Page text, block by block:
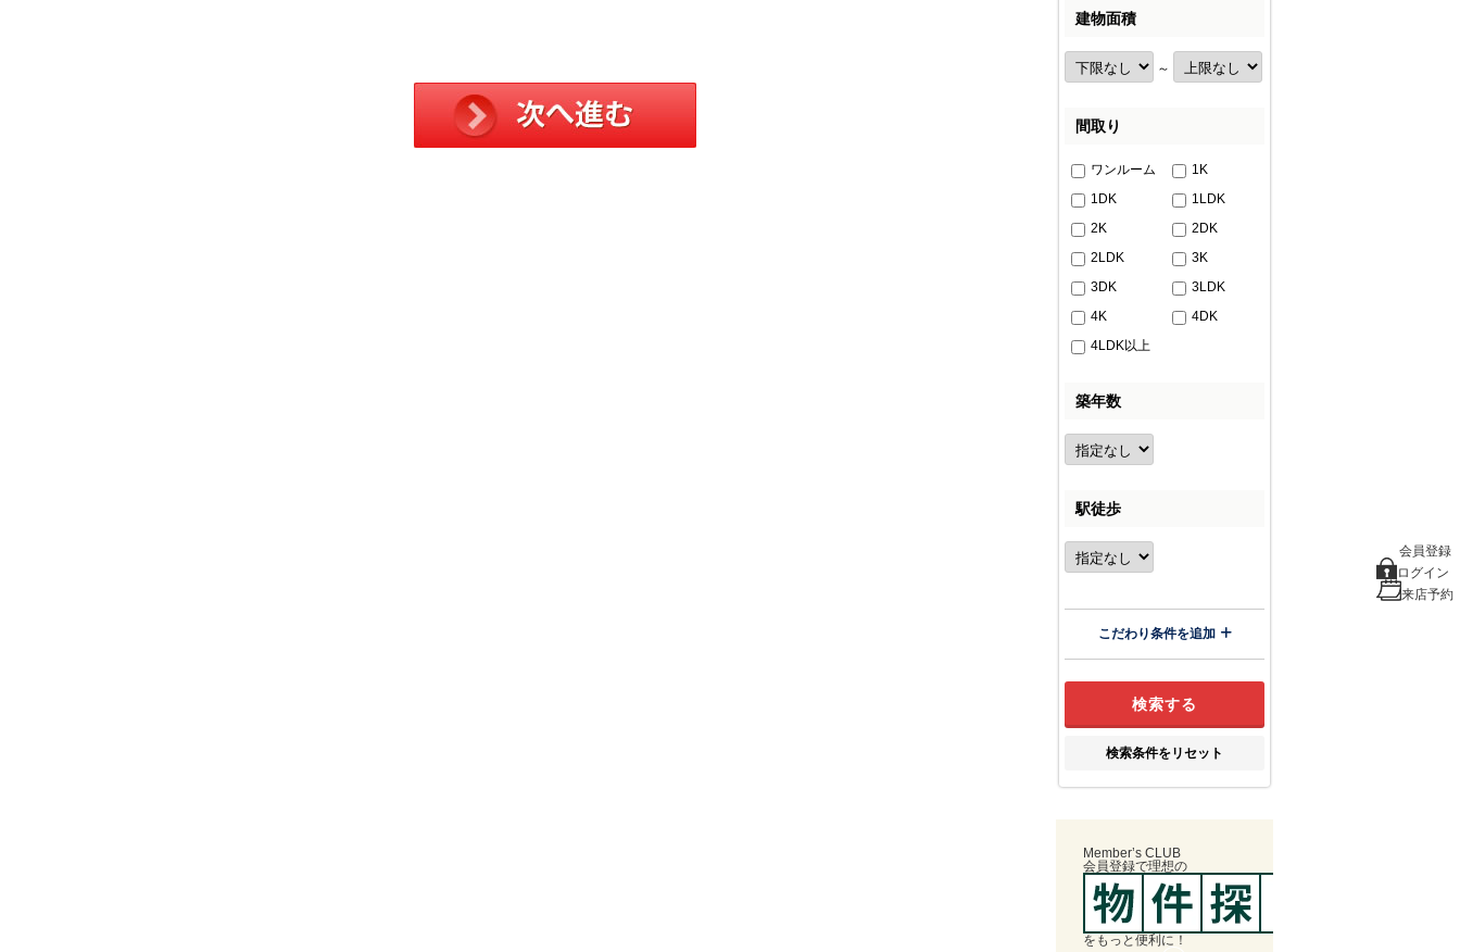
会員登録
ログイン
来店予約
建物面積
～
間取り
ワンルーム
1K
1DK
1LDK
2K
2DK
2LDK
3K
3DK
3LDK
4K
4DK
4LDK以上
築年数
駅徒歩
こだわり条件を追加
検索条件をリセット
Member’s CLUB
会員登録で理想の
を もっと便利に！